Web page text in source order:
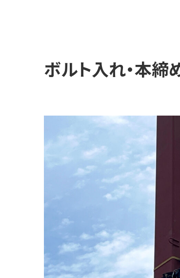
ボルト入れ・本締